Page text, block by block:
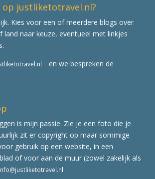
op justliketotravel.nl?
Kies voor een of meerdere blogs over
land naar keuze, eventueel met linkjes
en we bespreken de
is mijn passie. Zie je een foto die je
zit er copyright op maar sommige
gebruik op een website, in een
of voor aan de muur (zowel zakelijk als